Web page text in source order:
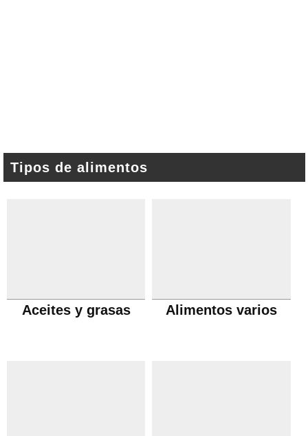
Tipos de alimentos
Aceites y grasas Alimentos varios